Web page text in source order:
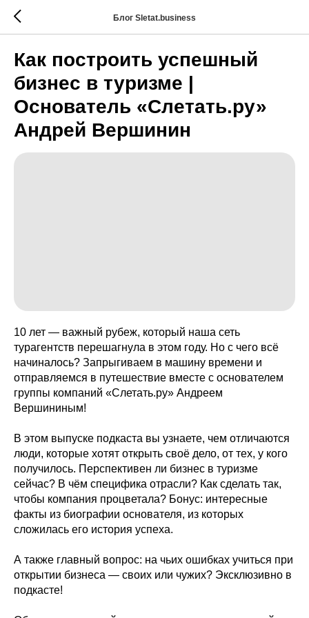
Блог Sletat.business
Как построить успешный
бизнес в туризме |
Основатель «Слетать.ру»
Андрей Вершинин
10 лет — важный рубеж, который наша сеть
турагентств перешагнула в этом году. Но с чего всё
начиналось? Запрыгиваем в машину времени и
отправляемся в путешествие вместе с основателем
группы компаний «Слетать.ру» Андреем
Вершининым!
В этом выпуске подкаста вы узнаете, чем отличаются
люди, которые хотят открыть своё дело, от тех, у кого
получилось. Перспективен ли бизнес в туризме
сейчас? В чём специфика отрасли? Как сделать так,
чтобы компания процветала? Бонус: интересные
факты из биографии основателя, из которых
сложилась его история успеха.
А также главный вопрос: на чьих ошибках учиться при
открытии бизнеса — своих или чужих? Эксклюзивно в
подкасте!